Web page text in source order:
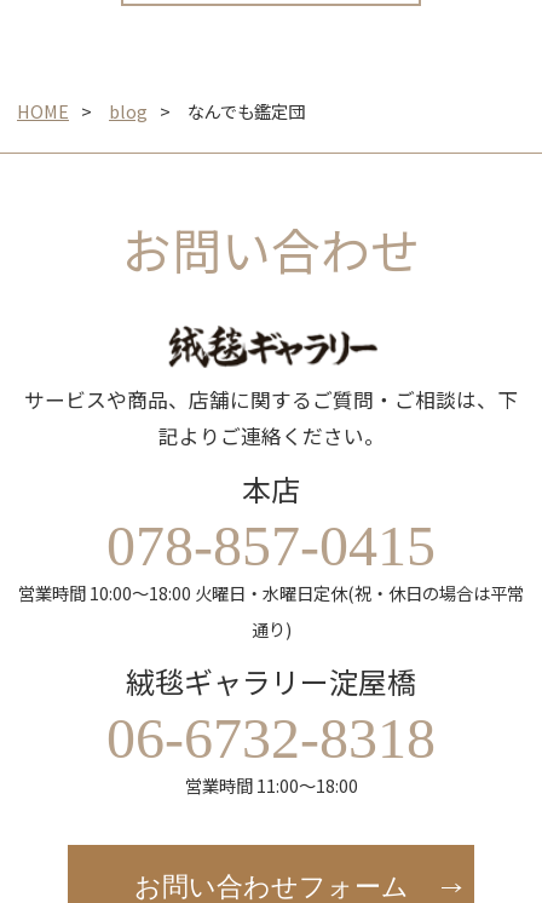
HOME blog なんでも鑑定団
お問い合わせ
サービスや商品、店舗に関するご質問・ご相談は、下
記よりご連絡ください。
本店
078-857-0415
営業時間 10:00～18:00 火曜日・水曜日定休(祝・休日の場合は平常
通り)
絨毯ギャラリー淀屋橋
06-6732-8318
営業時間 11:00～18:00
お問い合わせフォーム